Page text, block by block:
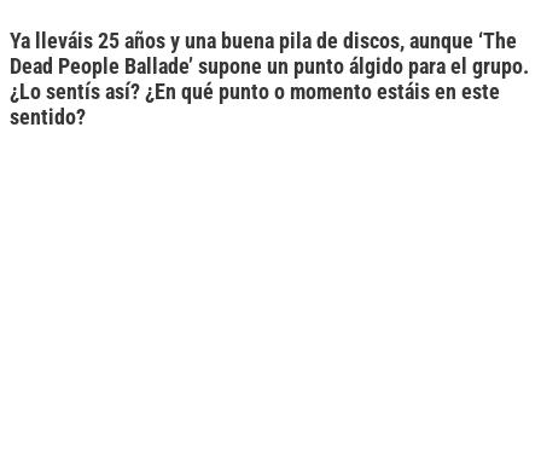
Ya lleváis 25 años y una buena pila de discos, aunque ‘The
Dead People Ballade’ supone un punto álgido para el grupo.
¿Lo sentís así? ¿En qué punto o momento estáis en este
sentido?